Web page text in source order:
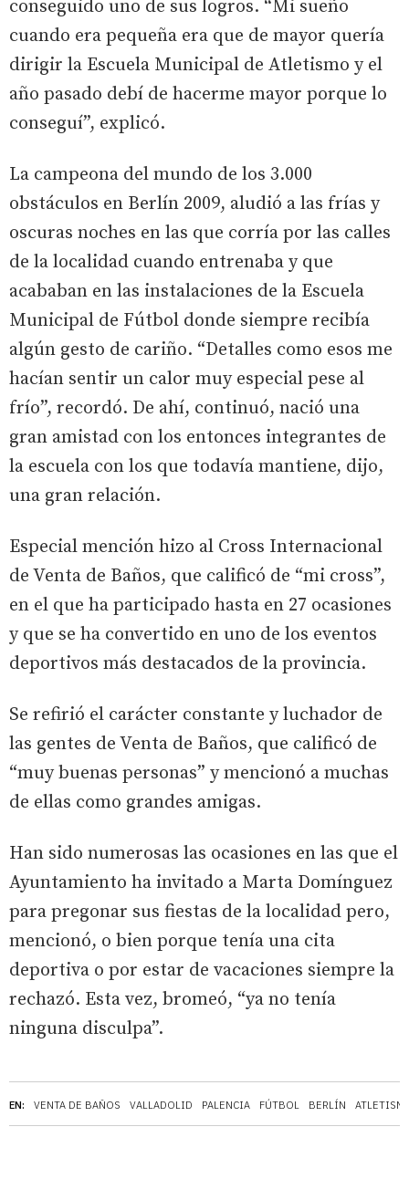
EN: VENTA DE BAÑOS VALLADOLID PALENCIA FÚTBOL BERLÍN
conseguido uno de sus logros. “Mi sueño
cuando era pequeña era que de mayor quería
dirigir la Escuela Municipal de Atletismo y el
año pasado debí de hacerme mayor porque lo
conseguí”, explicó.
La campeona del mundo de los 3.000
obstáculos en Berlín 2009, aludió a las frías y
oscuras noches en las que corría por las calles
de la localidad cuando entrenaba y que
acababan en las instalaciones de la Escuela
Municipal de Fútbol donde siempre recibía
algún gesto de cariño. “Detalles como esos me
hacían sentir un calor muy especial pese al
frío”, recordó. De ahí, continuó, nació una
gran amistad con los entonces integrantes de
la escuela con los que todavía mantiene, dijo,
una gran relación.
Especial mención hizo al Cross Internacional
de Venta de Baños, que calificó de “mi cross”,
en el que ha participado hasta en 27 ocasiones
y que se ha convertido en uno de los eventos
deportivos más destacados de la provincia.
Se refirió el carácter constante y luchador de
las gentes de Venta de Baños, que calificó de
“muy buenas personas” y mencionó a muchas
de ellas como grandes amigas.
Han sido numerosas las ocasiones en las que el
Ayuntamiento ha invitado a Marta Domínguez
para pregonar sus fiestas de la localidad pero,
mencionó, o bien porque tenía una cita
deportiva o por estar de vacaciones siempre la
rechazó. Esta vez, bromeó, “ya no tenía
ninguna disculpa”.